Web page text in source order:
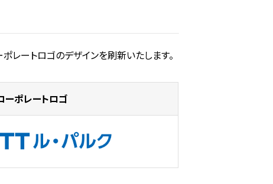
レートロゴのデザインを刷新いたします。
ーポレートロゴ